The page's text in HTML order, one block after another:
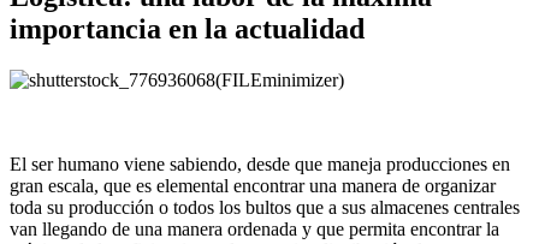
importancia en la actualidad
El ser humano viene sabiendo, desde que maneja producciones en
gran escala, que es elemental encontrar una manera de organizar
toda su producción o todos los bultos que a sus almacenes centrales
van llegando de una manera ordenada y que permita encontrar la